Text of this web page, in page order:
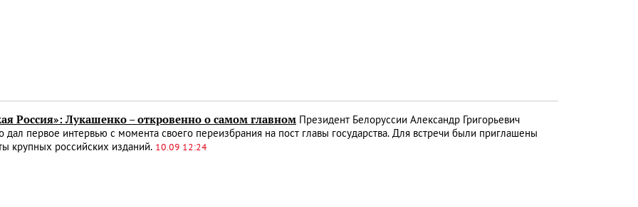
Россия»: Лукашенко – откровенно о самом главном Президент Белоруссии Александр Григорьевич
дал первое интервью с момента своего переизбрания на пост главы государства. Для встречи были приглашены
крупных российских изданий. 10.09 12:24